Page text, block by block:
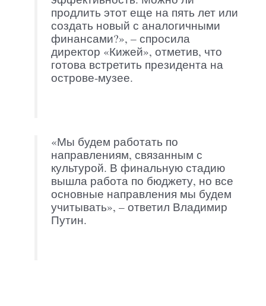
продлить этот еще на пять лет или
создать новый с аналогичными
финансами?», – спросила
директор «Кижей», отметив, что
готова встретить президента на
острове-музее.
«Мы будем работать по
направлениям, связанным с
культурой. В финальную стадию
вышла работа по бюджету, но все
основные направления мы будем
учитывать», – ответил Владимир
Путин.